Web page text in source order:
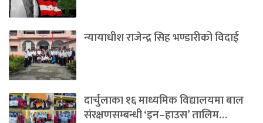
न्यायाधीश राजेन्द्र सिह भण्डारीको विदाई
दार्चुलाका १६ माध्यमिक विद्यालयमा बाल
संरक्षणसम्बन्धी ‘इन–हाउस’ तालिम…